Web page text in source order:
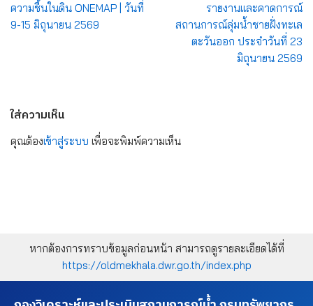
ความชื้นในดิน ONEMAP | วันที่
9-15 มิถุนายน 2569
รายงานและคาดการณ์
สถานการณ์ลุ่มน้ำชายฝั่งทะเล
ตะวันออก ประจำวันที่ 23
มิถุนายน 2569
ใส่ความเห็น
คุณต้องเข้าสู่ระบบ เพื่อจะพิมพ์ความเห็น
หากต้องการทราบข้อมูลก่อนหน้า สามารถดูรายละเอียดได้ที่
https://oldmekhala.dwr.go.th/index.php